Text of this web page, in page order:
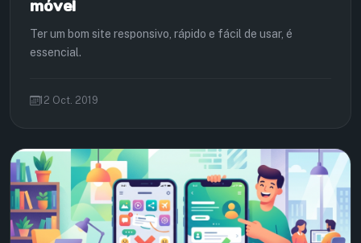
móvel
Ter um bom site responsivo, rápido e fácil de usar, é
essencial.
12 Oct. 2019